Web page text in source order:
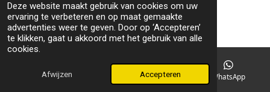
Deze website maakt gebruik van cookies om uw
ervaring te verbeteren en op maat gemaakte
advertenties weer te geven. Door op ‘Accepteren’
te klikken, gaat u akkoord met het gebruik van alle
cookies.
Afwijzen Accepteren
TikTok WhatsApp